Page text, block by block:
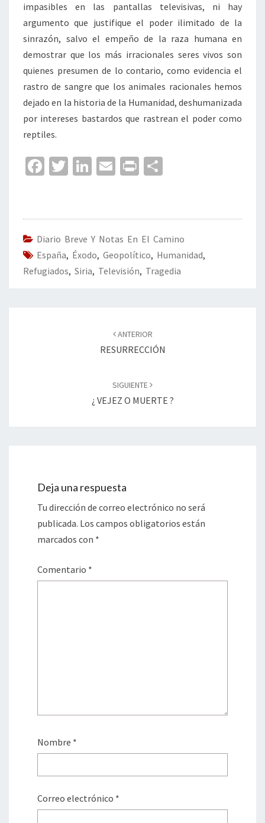
impasibles en las pantallas televisivas, ni hay
argumento que justifique el poder ilimitado de la
sinrazón, salvo el empeño de la raza humana en
demostrar que los más irracionales seres vivos son
quienes presumen de lo contario, como evidencia el
rastro de sangre que los animales racionales hemos
dejado en la historia de la Humanidad, deshumanizada
por intereses bastardos que rastrean el poder como
reptiles.
Fa
o
o
k
T
er
Li
dI
n
E
l
Pr
p
ar
tir
Diario Breve Y Notas En El Camino
España, Éxodo, Geopolítico, Humanidad,
Refugiados, Siria, Televisión, Tragedia
ANTERIOR
RESURRECCIÓN
SIGUIENTE
¿ VEJEZ O MUERTE ?
Deja una respuesta
Tu dirección de correo electrónico no será
publicada. Los campos obligatorios están
marcados con *
Comentario *
Nombre *
Correo electrónico *